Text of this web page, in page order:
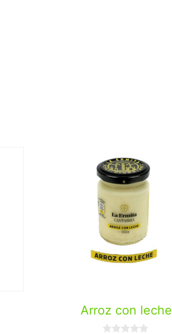
Arroz con leche